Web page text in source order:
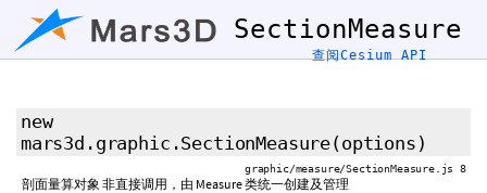
SectionMeasure
查阅Cesium API
new
mars3d.graphic.SectionMeasure(options)
graphic/measure/SectionMeasure.js 8
剖面量算对象 非直接调用，由 Measure 类统一创建及管理